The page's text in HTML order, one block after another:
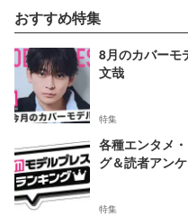
おすすめ特集
8月のカバーモ
文哉
特集
各種エンタメ
グ＆読者アン
特集